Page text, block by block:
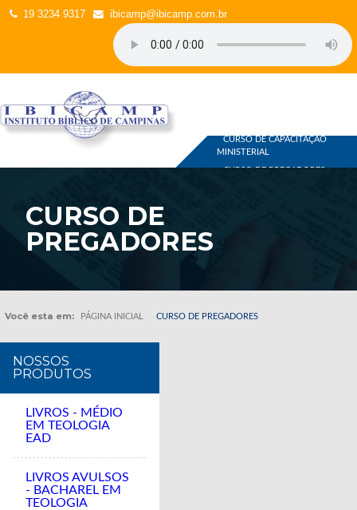
19 3234 9317 ibicamp@ibicamp.com.br
CURSO DE CAPACITAÇÃO
MINISTERIAL
CURSO DE PREGADORES
CURSO DE
PREGADORES
Você esta em: PÁGINA INICIAL CURSO DE PREGADORES
NOSSOS
PRODUTOS
LIVROS - MÉDIO
EM TEOLOGIA
EAD
LIVROS AVULSOS
- BACHAREL EM
TEOLOGIA